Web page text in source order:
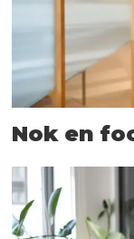
Nok en